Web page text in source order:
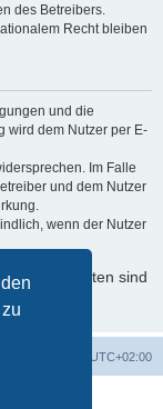
des Betreibers.
Recht bleiben
und die
wird dem Nutzer per E-
Im Falle
und dem Nutzer
wenn der Nutzer
Daten sind
UTC+02:00
Limited